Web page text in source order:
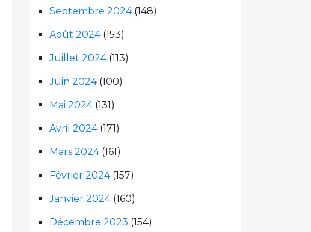
Septembre 2024(148)
Août 2024(153)
Juillet 2024(113)
Juin 2024(100)
Mai 2024(131)
Avril 2024(171)
Mars 2024(161)
Février 2024(157)
Janvier 2024(160)
Décembre 2023 (154)